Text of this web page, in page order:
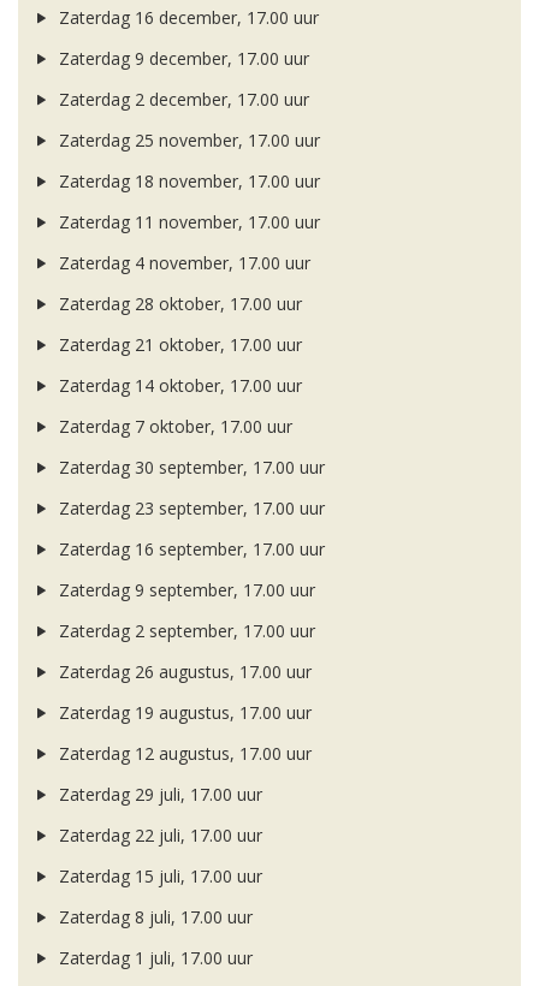
Zaterdag 16 december, 17.00 uur
Zaterdag 9 december, 17.00 uur
Zaterdag 2 december, 17.00 uur
Zaterdag 25 november, 17.00 uur
Zaterdag 18 november, 17.00 uur
Zaterdag 11 november, 17.00 uur
Zaterdag 4 november, 17.00 uur
Zaterdag 28 oktober, 17.00 uur
Zaterdag 21 oktober, 17.00 uur
Zaterdag 14 oktober, 17.00 uur
Zaterdag 7 oktober, 17.00 uur
Zaterdag 30 september, 17.00 uur
Zaterdag 23 september, 17.00 uur
Zaterdag 16 september, 17.00 uur
Zaterdag 9 september, 17.00 uur
Zaterdag 2 september, 17.00 uur
Zaterdag 26 augustus, 17.00 uur
Zaterdag 19 augustus, 17.00 uur
Zaterdag 12 augustus, 17.00 uur
Zaterdag 29 juli, 17.00 uur
Zaterdag 22 juli, 17.00 uur
Zaterdag 15 juli, 17.00 uur
Zaterdag 8 juli, 17.00 uur
Zaterdag 1 juli, 17.00 uur